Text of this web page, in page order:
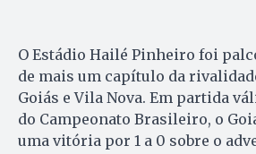
O Estádio Hailé Pinheiro foi
de mais um capítulo da
Goiás e Vila Nova. Em partida
do Campeonato Brasileiro, o
uma vitória por 1 a 0 sobre o